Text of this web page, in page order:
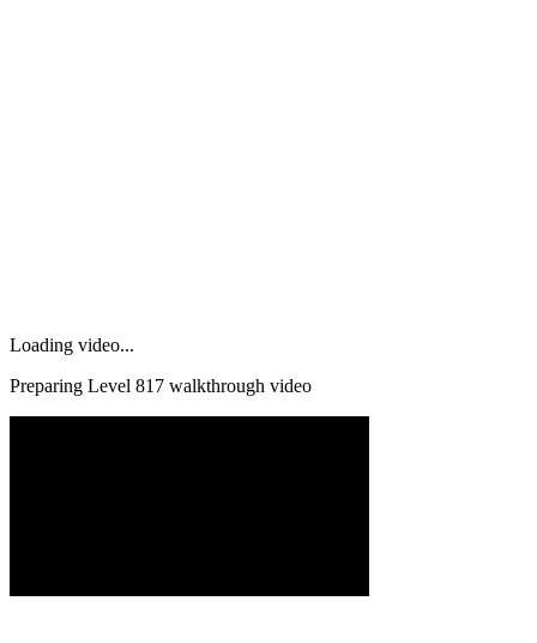
Loading video...
Preparing Level 817 walkthrough video